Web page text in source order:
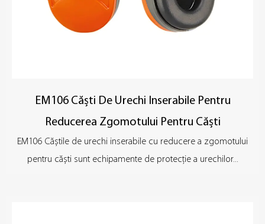
EM106 Căști De Urechi Inserabile Pentru
Reducerea Zgomotului Pentru Căști
EM106 Căștile de urechi inserabile cu reducere a zgomotului
pentru căști sunt echipamente de protecție a urechilor...